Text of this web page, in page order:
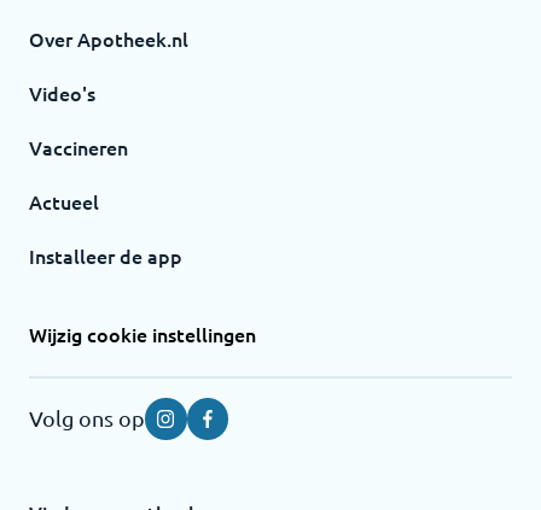
Over Apotheek.nl
Video's
Vaccineren
Actueel
Installeer de app
Wijzig cookie instellingen
Volg ons op InstagramFacebook